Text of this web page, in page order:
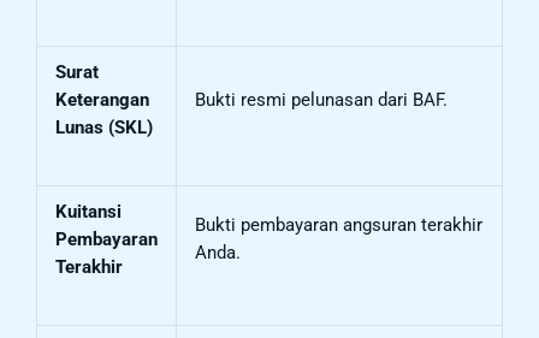
Surat
Keterangan
Lunas (SKL)
Bukti resmi pelunasan dari BAF.
Kuitansi
Pembayaran
Terakhir
Bukti pembayaran angsuran terakhir
Anda.